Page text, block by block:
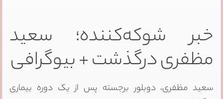
خبر شوکه‌کننده؛ سعید
مظفری درگذشت + بیوگرافی
سعید مظفری، دوبلور برجسته پس از یک دوره بیماری